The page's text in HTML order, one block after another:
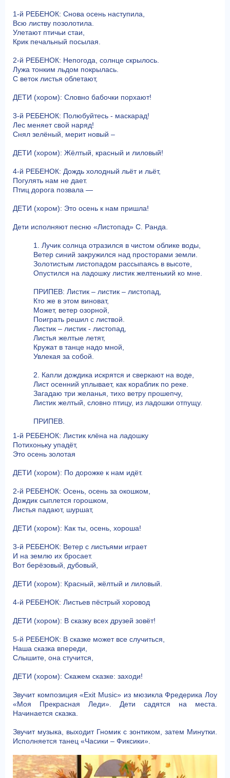
1-й РЕБЕНОК: Снова осень наступила,
Всю листву позолотила.
Улетают птичьи стаи,
Крик печальный посылая.
2-й РЕБЕНОК: Непогода, солнце скрылось.
Лужа тонким льдом покрылась.
С веток листья облетают,
ДЕТИ (хором): Словно бабочки порхают!
3-й РЕБЕНОК: Полюбуйтесь - маскарад!
Лес меняет свой наряд!
Снял зелёный, мерит новый –
ДЕТИ (хором): Жёлтый, красный и лиловый!
4-й РЕБЕНОК: Дождь холодный льёт и льёт,
Погулять нам не дает.
Птиц дорога позвала —
ДЕТИ (хором): Это осень к нам пришла!
Дети исполняют песню «Листопад» С. Ранда.
1. Лучик солнца отразился в чистом облике воды,
Ветер синий закружился над просторами земли.
Золотистым листопадом рассыпаясь в высоте,
Опустился на ладошку листик желтенький ко мне.
ПРИПЕВ: Листик – листик – листопад,
Кто же в этом виноват,
Может, ветер озорной,
Поиграть решил с листвой.
Листик – листик - листопад,
Листья желтые летят,
Кружат в танце надо мной,
Увлекая за собой.
2. Капли дождика искрятся и сверкают на воде,
Лист осенний уплывает, как кораблик по реке.
Загадаю три желанья, тихо ветру прошепчу,
Листик желтый, словно птицу, из ладошки отпущу.
ПРИПЕВ.
1-й РЕБЕНОК: Листик клёна на ладошку
Потихоньку упадёт,
Это осень золотая
ДЕТИ (хором): По дорожке к нам идёт.
2-й РЕБЕНОК: Осень, осень за окошком,
Дождик сыплется горошком,
Листья падают, шуршат,
ДЕТИ (хором): Как ты, осень, хороша!
3-й РЕБЕНОК: Ветер с листьями играет
И на землю их бросает.
Вот берёзовый, дубовый,
ДЕТИ (хором): Красный, жёлтый и лиловый.
4-й РЕБЕНОК: Листьев пёстрый хоровод
ДЕТИ (хором): В сказку всех друзей зовёт!
5-й РЕБЕНОК: В сказке может все случиться,
Наша сказка впереди,
Слышите, она стучится,
ДЕТИ (хором): Скажем сказке: заходи!
Звучит композиция «Exit Music» из мюзикла Фредерика Лоу
«Моя Прекрасная Леди». Дети садятся на места.
Начинается сказка.
Звучит музыка, выходит Гномик с зонтиком, затем Минутки.
Исполняется танец «Часики – Фиксики».